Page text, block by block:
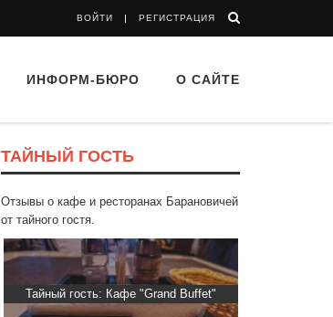
ВОЙТИ РЕГИСТРАЦИЯ
ИНФОРМ-БЮРО О САЙТЕ
ТАЙНЫЙ ГОСТЬ
Отзывы о кафе и ресторанах Барановичей
от тайного гостя.
Тайный гость: Кафе "Grand Buffet"